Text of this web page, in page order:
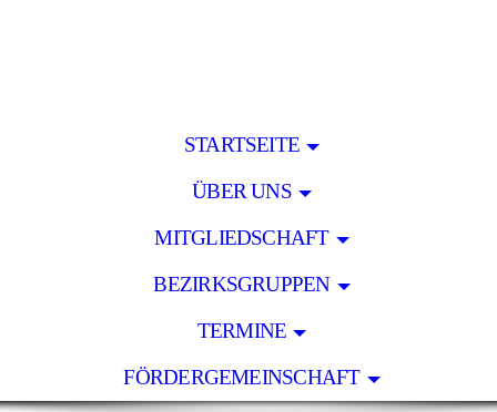
STARTSEITE
ÜBER UNS
MITGLIEDSCHAFT
BEZIRKSGRUPPEN
TERMINE
FÖRDERGEMEINSCHAFT